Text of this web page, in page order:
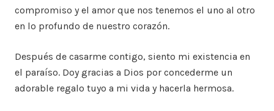
compromiso y el amor que nos tenemos el uno al otro
en lo profundo de nuestro corazón.
Después de casarme contigo, siento mi existencia en
el paraíso. Doy gracias a Dios por concederme un
adorable regalo tuyo a mi vida y hacerla hermosa.